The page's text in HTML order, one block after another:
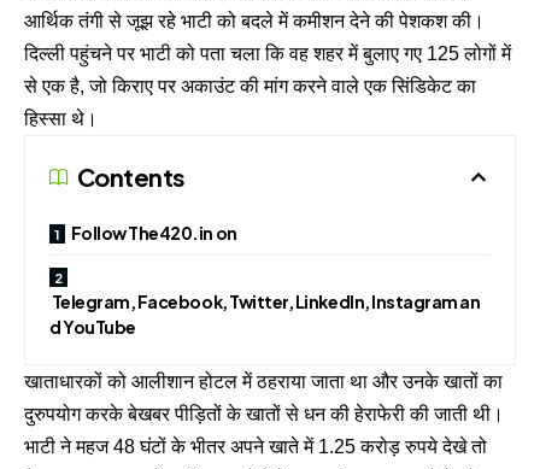
आर्थिक तंगी से जूझ रहे भाटी को बदले में कमीशन देने की पेशकश की।
दिल्ली पहुंचने पर भाटी को पता चला कि वह शहर में बुलाए गए 125 लोगों में
से एक है, जो किराए पर अकाउंट की मांग करने वाले एक सिंडिकेट का
हिस्सा थे।
Contents
Follow The420.in on
Telegram, Facebook, Twitter, LinkedIn, Instagram an
d YouTube
खाताधारकों को आलीशान होटल में ठहराया जाता था और उनके खातों का
दुरुपयोग करके बेखबर पीड़ितों के खातों से धन की हेराफेरी की जाती थी।
भाटी ने महज 48 घंटों के भीतर अपने खाते में 1.25 करोड़ रुपये देखे तो